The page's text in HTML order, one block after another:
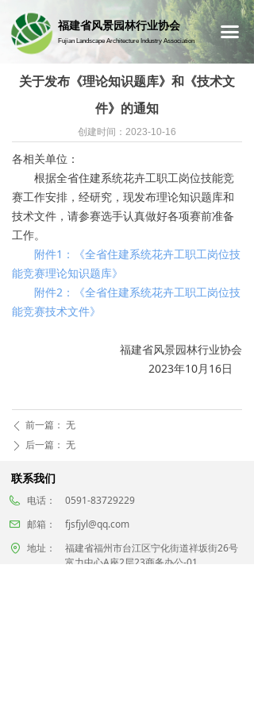
끀
首页 福建省风景园林行业协会
Fujian Landscape Architecture Industry Association
ꄲ 后一篇： 无
ꄴ 前一篇： 无
各相关单位：
根据全省住建系统花卉工职工岗位技能竞
赛工作安排，经研究，现发布理论知识题库和
技术文件，请参赛选手认真做好各项赛前准备
工作。
附件1：《全省住建系统花卉工职工岗位技
能竞赛理论知识题库》
附件2：《全省住建系统花卉工职工岗位技
能竞赛技术文件》
福建省风景园林行业协会
2023年10月16日
关于发布《理论知识题库》和《技术文
件》的通知
创建时间： 2023-10-16
联系我们
电话：
0591-83729229
邮箱：
fjsfjyl@qq.com
地址：
福建省福州市台江区宁化街道祥坂街26号
富力中心A座2层23商务办公-01